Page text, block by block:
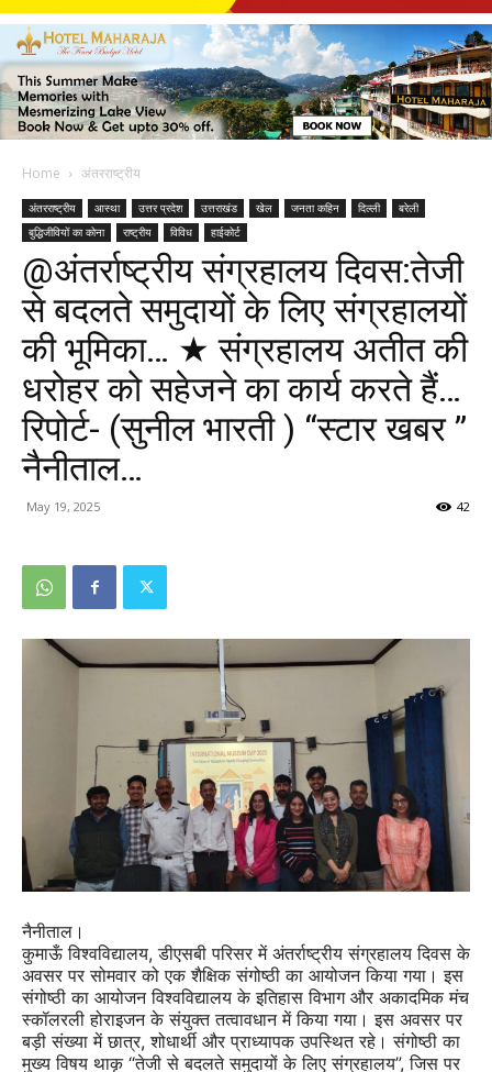
Home अंतरराष्ट्रीय
अंतरराष्ट्रीय आस्था उत्तर प्रदेश उत्तराखंड खेल जनता कहिन दिल्ली
बरेली
बुद्धिजीवियों का कोना
राष्ट्रीय विविध हाईकोर्ट
@अंतर्राष्ट्रीय संग्रहालय दिवस:तेजी
से बदलते समुदायों के लिए संग्रहालयों
की भूमिका… ★ संग्रहालय अतीत की
धरोहर को सहेजने का कार्य करते हैं…
रिपोर्ट- (सुनील भारती ) “स्टार खबर ”
नैनीताल…
May 19, 2025 42
नैनीताल।
कुमाऊँ विश्वविद्यालय, डीएसबी परिसर में अंतर्राष्ट्रीय संग्रहालय दिवस के
अवसर पर सोमवार को एक शैक्षिक संगोष्ठी का आयोजन किया गया। इस
संगोष्ठी का आयोजन विश्वविद्यालय के इतिहास विभाग और अकादमिक मंच
स्कॉलरली होराइजन के संयुक्त तत्वावधान में किया गया। इस अवसर पर
बड़ी संख्या में छात्र, शोधार्थी और प्राध्यापक उपस्थित रहे। संगोष्ठी का
मुख्य विषय थाकृ “तेजी से बदलते समुदायों के लिए संग्रहालय”, जिस पर